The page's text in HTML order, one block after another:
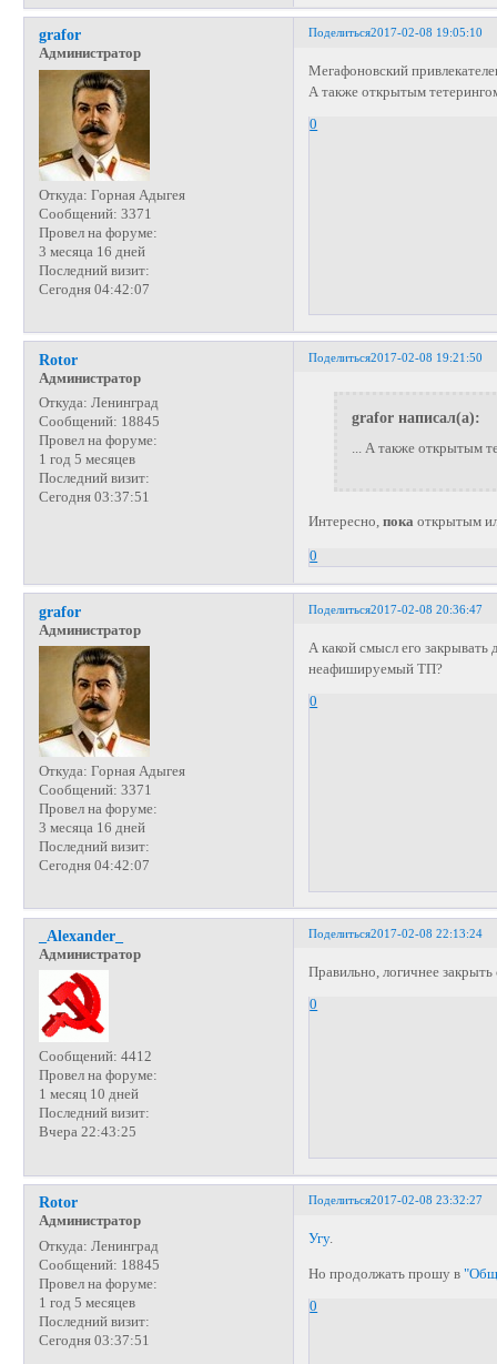
Поделиться2017-02-08 19:05:10
grafor
Администратор
Откуда: Горная Адыгея
Сообщений: 3371
Провел на форуме:
3 месяца 16 дней
Последний визит:
Сегодня 04:42:07
Мегафоновский
А также открытым
0
Поделиться2017-02-08 19:21:50
Rotor
Администратор
Откуда: Ленинград
Сообщений: 18845
Провел на форуме:
1 год 5 месяцев
Последний визит:
Сегодня 03:37:51
grafor написал(а):
... А также открытым
Интересно,пока открытым
0
Поделиться2017-02-08 20:36:47
grafor
Администратор
Откуда: Горная Адыгея
Сообщений: 3371
Провел на форуме:
3 месяца 16 дней
Последний визит:
Сегодня 04:42:07
А какой смысл его закрывать
неафишируемый ТП?
0
Поделиться2017-02-08 22:13:24
_Alexander_
Администратор
Сообщений: 4412
Провел на форуме:
1 месяц 10 дней
Последний визит:
Вчера 22:43:25
Правильно, логичнее
0
Поделиться2017-02-08 23:32:27
Rotor
Администратор
Откуда: Ленинград
Сообщений: 18845
Провел на форуме:
1 год 5 месяцев
Последний визит:
Сегодня 03:37:51
Угу.
Но продолжать прошу в
0